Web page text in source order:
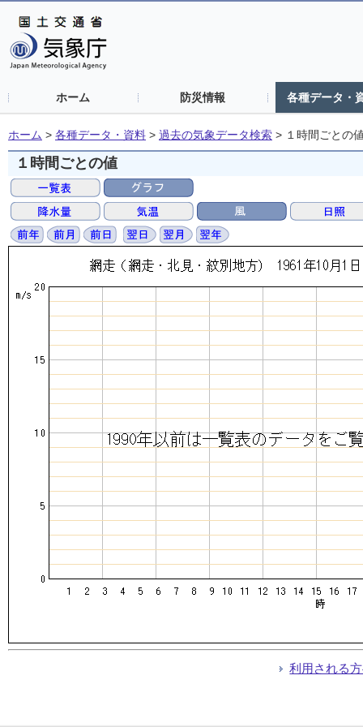
ホーム 防災情報 各種データ・
ホーム > 各種データ・資料 > 過去の気象データ検索 > １時間ごとの
１時間ごとの値
利用される